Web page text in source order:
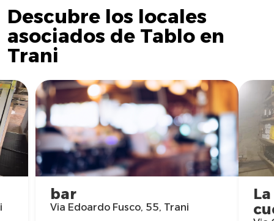
Descubre los locales
asociados de Tablo en
Trani
bar
Via Edoardo Fusco, 55, Trani